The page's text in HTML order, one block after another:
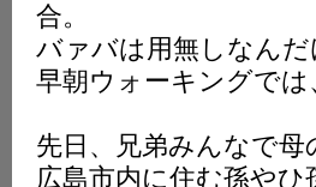
合。
バァバは用無しなんだ
早朝ウォーキングで
先日、兄弟みんなで
広島市内に住む孫やひ